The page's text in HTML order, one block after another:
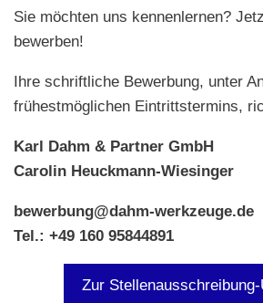
Sie möchten uns kennenlernen?
bewerben!
Ihre schriftliche Bewerbung, unter
frühestmöglichen Eintrittstermins,
Karl Dahm & Partner GmbH
Carolin Heuckmann-Wiesinger
bewerbung@dahm-werkzeuge.de
Tel.: +49 160 95844891
Zur